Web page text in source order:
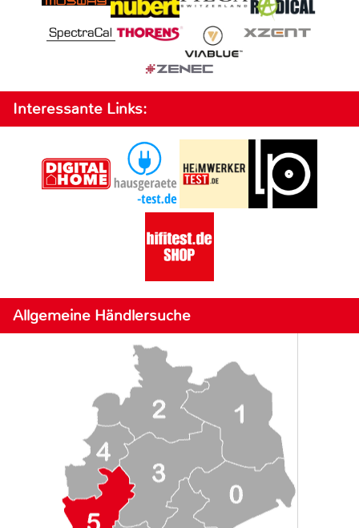
Interessante Links:
Allgemeine Händlersuche